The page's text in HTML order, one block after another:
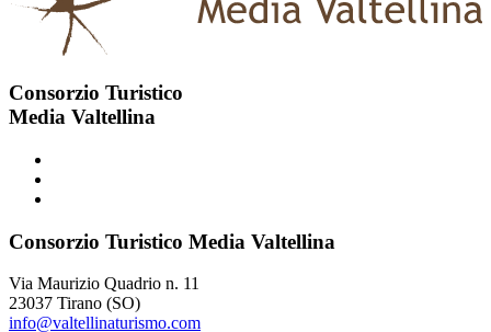
Consorzio Turistico
Media Valtellina
Consorzio Turistico Media Valtellina
Via Maurizio Quadrio n. 11
23037 Tirano (SO)
info@valtellinaturismo.com